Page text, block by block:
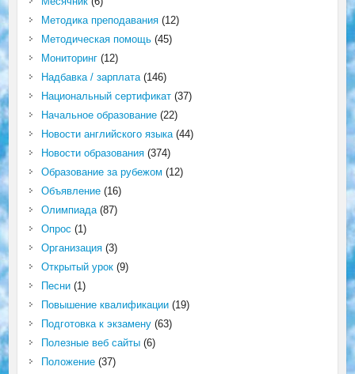
Методика преподавания(12)
Методическая помощь(45)
Мониторинг(12)
Надбавка / зарплата(146)
Национальный сертификат(37)
Начальное образование(22)
Новости английского языка(44)
Новости образования(374)
Образование за рубежом (12)
Объявление(16)
Олимпиада(87)
Опрос (1)
Организация(3)
Открытый урок(9)
Песни(1)
Повышение квалификации(19)
Подготовка к экзамену(63)
Полезные веб сайты(6)
Положение(37)